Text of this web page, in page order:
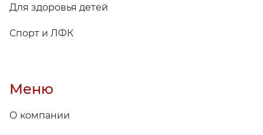
Для здоровья детей
Спорт и ЛФК
Меню
О компании